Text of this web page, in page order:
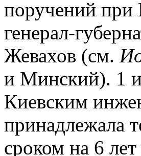
поручений при
генерал-
Жевахов (см.
и Минский). 1
Киевским
принадлежала
сроком на 6